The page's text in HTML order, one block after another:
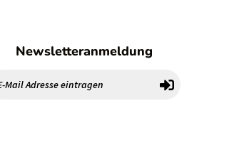
Newsletteranmeldung